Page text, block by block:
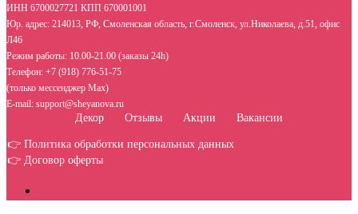
ИНН 6700027721 КПП 670001001
Юр. адрес: 214013, РФ, Смоленская область, г.Смоленск, ул.Николаева, д.51, офис
Л46
Режим работы: 10.00-21.00 (заказы 24h)
Телефон: +7 (918) 776-51-75
(только мессенджер Max)
E-mail: support@sheyanova.ru
Декор Отзывы Акции Вакансии
👉 Политика обработки персональных данных
👉 Договор оферты